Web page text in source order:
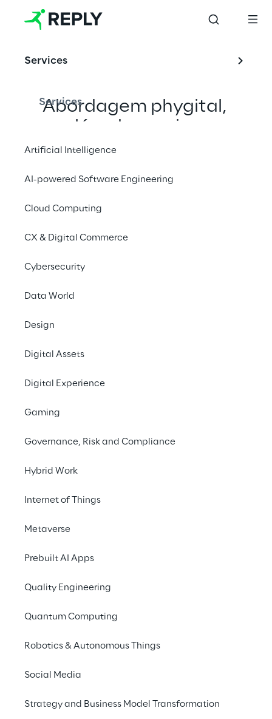
Services
Services
Artificial Intelligence
AI-powered Software Engineering
Cloud Computing
CX & Digital Commerce
Cybersecurity
Data World
Design
Digital Assets
Digital Experience
Gaming
Governance, Risk and Compliance
Hybrid Work
Internet of Things
Metaverse
Prebuilt AI Apps
Quality Engineering
Quantum Computing
Robotics & Autonomous Things
Social Media
Strategy and Business Model Transformation
Retail & Consumer
Products
Abordagem phygital,
além do varejo a
qualquer momento e em
valor: entrega, experiência, recomendações